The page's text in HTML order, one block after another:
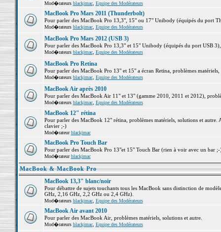
Mod�rateurs blackjmac, Equipe des Modérateurs
MacBook Pro Mars 2011 (Thunderbolt)
Pour parler des MacBook Pro 13,3", 15" ou 17" Unibody (équipés du port
Mod�rateurs blackjmac, Equipe des Modérateurs
MacBook Pro Mars 2012 (USB 3)
Pour parler des MacBook Pro 13,3" et 15" Unibody (équipés du port USB
Mod�rateurs blackjmac, Equipe des Modérateurs
MacBook Pro Retina
Pour parler des MacBook Pro 13" et 15" a écran Retina, problèmes matériels,
Mod�rateurs blackjmac, Equipe des Modérateurs
MacBook Air après 2010
Pour parler des MacBook Air 11" et 13" (gamme 2010, 2011 et 2012),
Mod�rateurs blackjmac, Equipe des Modérateurs
MacBook 12" rétina
Pour parler des MacBook 12" rétina, problèmes matériels, solutions et
clavier ;-)
Mod�rateurblackjmac
MacBook Pro Touch Bar
Pour parler des MacBook Pro 13"et 15" Touch Bar (rien à voir avec un bar
Mod�rateurblackjmac
MacBook & MacBook Pro
MacBook 13,3" blanc/noir
Pour débattre de sujets touchants tous les MacBook sans distinction de
GHz, 2,16 GHz, 2,2 GHz ou 2,4 GHz).
Mod�rateurs blackjmac, Equipe des Modérateurs
MacBook Air avant 2010
Pour parler des MacBook Air, problèmes matériels, solutions et autre.
Mod�rateurs blackjmac, Equipe des Modérateurs